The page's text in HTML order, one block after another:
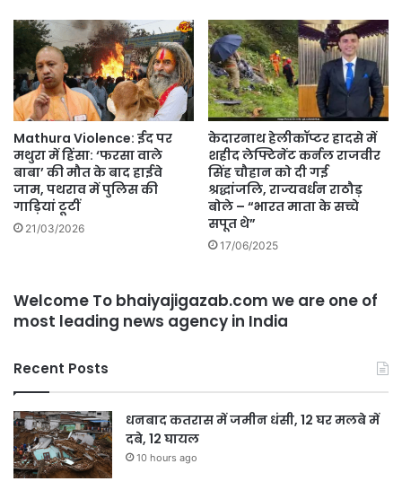
Mathura Violence: ईद पर
मथुरा में हिंसा: ‘फरसा वाले
बाबा’ की मौत के बाद हाईवे
जाम, पथराव में पुलिस की
गाड़ियां टूटीं
21/03/2026
केदारनाथ हेलीकॉप्टर हादसे में
शहीद लेफ्टिनेंट कर्नल राजवीर
सिंह चौहान को दी गई
श्रद्धांजलि, राज्यवर्धन राठौड़
बोले – “भारत माता के सच्चे
सपूत थे”
17/06/2025
Welcome To bhaiyajigazab.com we are one of
most leading news agency in India
Recent Posts
धनबाद कतरास में जमीन धंसी, 12 घर मलबे में
दबे, 12 घायल
10 hours ago